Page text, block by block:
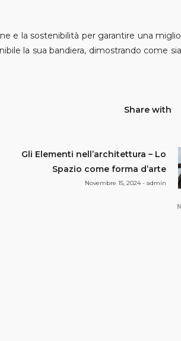
e la sostenibilità per garantire una
la sua bandiera, dimostrando come
Share with
Gli Elementi nell’architettura – Lo
Spazio come forma d’arte
Novembre 15, 2024 - admin